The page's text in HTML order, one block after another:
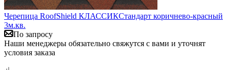
Черепица RoofShield КЛАССИКСтандарт коричнево-красный
3м.кв.
По запросу
Наши менеджеры обязательно свяжутся с вами и уточнят
условия заказа